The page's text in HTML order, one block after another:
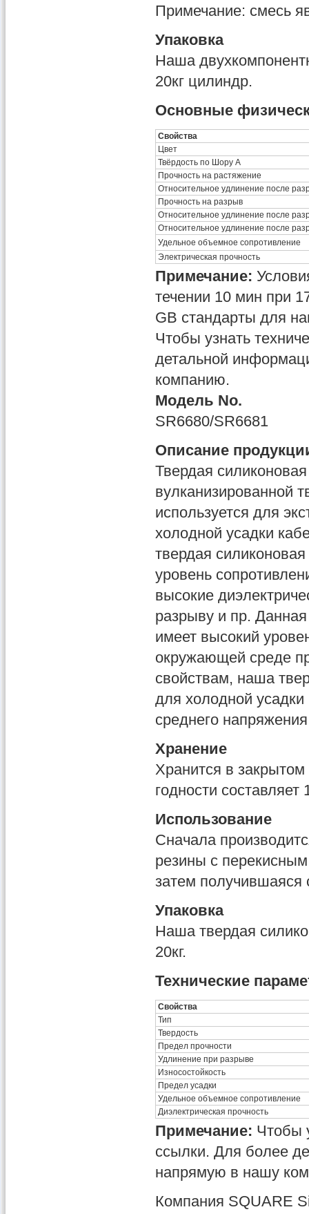
Примечание: смесь
Упаковка
Наша
20кг цилиндр.
Основные
Свойства
Цвет
Твёрдость по Шору A
Прочность на растяжение
Относительное удлинение после
Прочность на разрыв
Относительное удлинение после
Относительное удлинение после
Удельное объемное сопротивление
Электрическая прочность
Примечание:
течении 10 мин при
GB стандарты для
Чтобы узнать
детальной
компанию.
Модель No.
SR6680/SR6681
Описание
Твердая
вулканизированной
используется для
холодной усадки
твердая
уровень
высокие
разрыву и пр.
имеет высокий
окружающей среде
свойствам, наша
для холодной
среднего
Хранение
Хранится в
годности
Использование
Сначала
резины с
затем получившаяся
Упаковка
Наша твердая
20кг.
Технические
Свойства
Тип
Твердость
Предел прочности
Удлинение при разрыве
Износостойкость
Предел усадки
Удельное объемное сопротивление
Диэлектрическая прочность
Примечание: Чтобы
ссылки. Для более
напрямую в нашу
Компания SQUARE